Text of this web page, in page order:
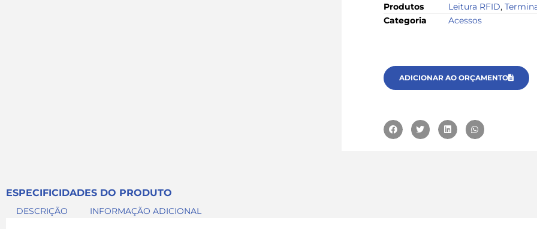
Produtos
Leitura RFID,
Categoria
Acessos
ADICIONAR AO ORÇAMENTO
ESPECIFICIDADES DO PRODUTO
DESCRIÇÃO INFORMAÇÃO ADICIONAL